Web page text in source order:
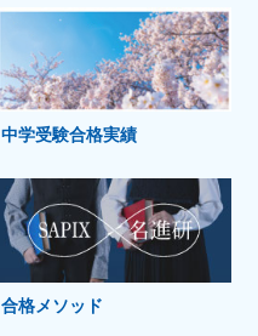
中学受験合格実績
合格メソッド